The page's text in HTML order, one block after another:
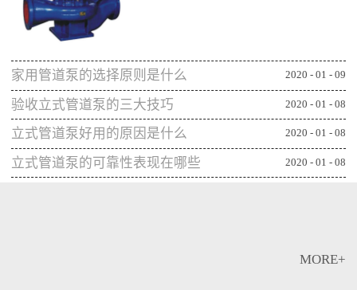
MORE+
一、可获得较规范的售后专业的管道泵生
产机构或厂家往往能更重视售后服务，毕
竟设备类的产品选择专业机构可相应获得
更全面的售后服务，并能及时为出现问题
的管...
家用管道泵的选择原则是什么 2020 - 01 - 09
验收立式管道泵的三大技巧 2020 - 01 - 08
立式管道泵好用的原因是什么 2020 - 01 - 08
立式管道泵的可靠性表现在哪些
2020 - 01 - 08